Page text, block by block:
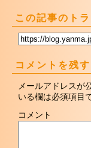
この記事のト
コメントを残す
メールアドレスが
いる欄は必須項目
コメント